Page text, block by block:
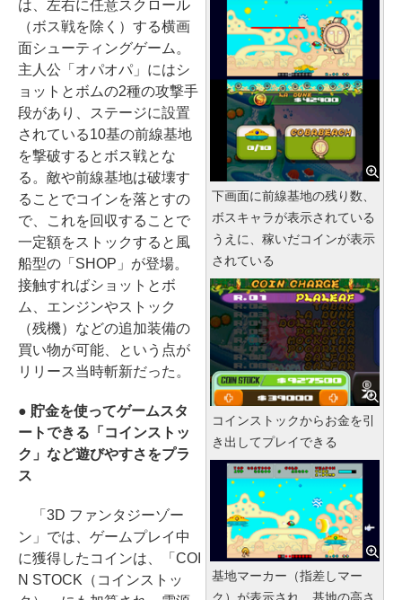
下画面に前線基地の残り数、
ボスキャラが表示されている
うえに、稼いだコインが表示
されている
コインストックからお金を引
き出してプレイできる
基地マーカー（指差しマー
は、左右に任意スクロール
（ボス戦を除く）する横画
面シューティングゲーム。
主人公「オパオパ」にはシ
ョットとボムの2種の攻撃手
段があり、ステージに設置
されている10基の前線基地
を撃破するとボス戦とな
る。敵や前線基地は破壊す
ることでコインを落とすの
で、これを回収することで
一定額をストックすると風
船型の「SHOP」が登場。
接触すればショットとボ
ム、エンジンやストック
（残機）などの追加装備の
買い物が可能、という点が
リリース当時斬新だった。
● 貯金を使ってゲームスタ
ートできる「コインストッ
ク」など遊びやすさをプラ
ス
「3D ファンタジーゾー
ン」では、ゲームプレイ中
に獲得したコインは、「COI
N STOCK（コインストッ